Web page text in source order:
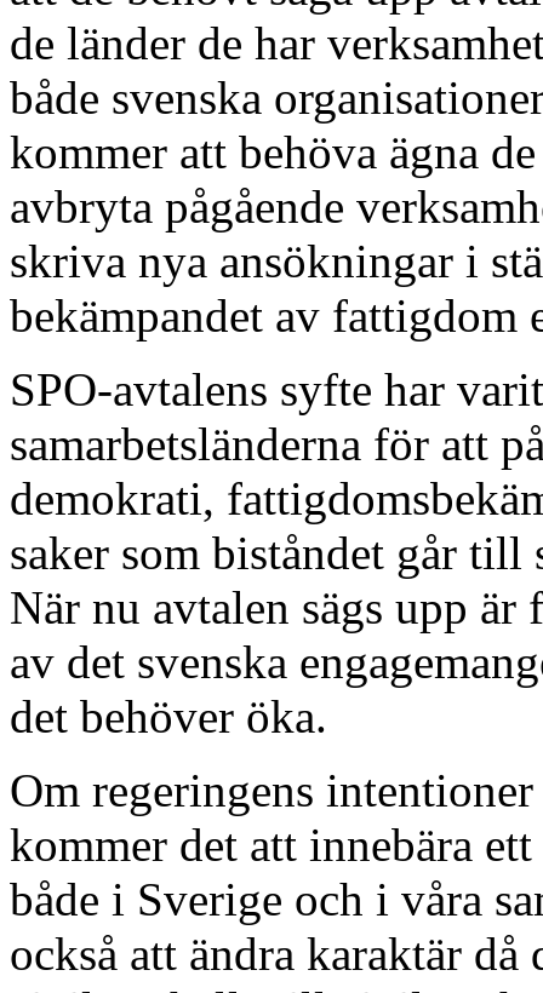
de länder de har
både svenska
kommer att behöva ägna
avbryta pågående
skriva nya ansökningar i
bekämpandet av fattigdom
SPO-avtalens syfte har
samarbetsländerna för att
demokrati,
saker som biståndet går till
När nu avtalen sägs upp
av det svenska
det behöver öka.
Om regeringens
kommer det att innebära
både i Sverige och i våra
också att ändra karaktär då